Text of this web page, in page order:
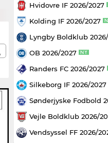
Hvidovre IF 2026/2027
Kolding IF 2026/2027
Lyngby Boldklub
OB 2026/2027
Randers FC 2026/2027
Silkeborg IF 2026/2027
Sønderjyske Fodbold
Vejle Boldklub 2026/
Vendsyssel FF 2026/